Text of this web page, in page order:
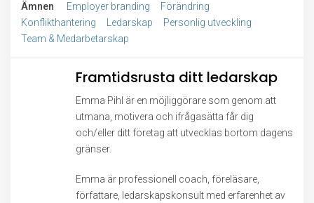
Ämnen Employer branding
Förändring
Konflikthantering
Ledarskap
Personlig utveckling
Team & Medarbetarskap
Framtidsrusta ditt ledarskap
Emma Pihl är en möjliggörare som genom att
utmana, motivera och ifrågasätta får dig
och/eller ditt företag att utvecklas bortom dagens
gränser.
Emma är professionell coach, föreläsare,
författare, ledarskapskonsult med erfarenhet av